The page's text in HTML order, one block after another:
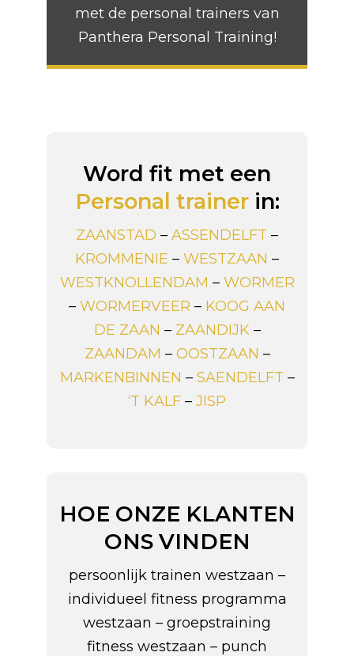
met de personal trainers van
Panthera Personal Training!
Word fit met een
Personal trainerin:
ZAANSTAD – ASSENDELFT –
KROMMENIE – WESTZAAN –
WESTKNOLLENDAM – WORMER
– WORMERVEER – KOOG AAN
DE ZAAN – ZAANDIJK–
ZAANDAM – OOSTZAAN –
MARKENBINNEN – SAENDELFT –
‘T KALF – JISP
HOE ONZE KLANTEN
ONS VINDEN
persoonlijk trainen westzaan –
individueel fitness programma
westzaan – groepstraining
fitness westzaan – punch